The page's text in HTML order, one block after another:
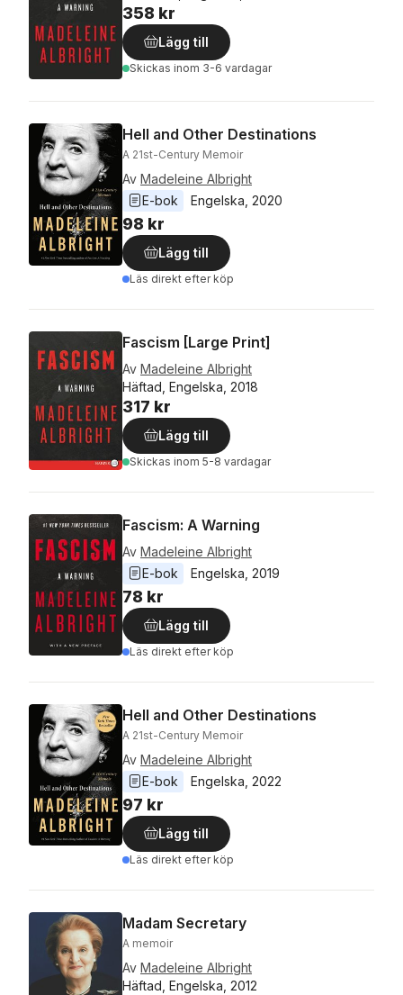
358 kr
Lägg till
Skickas inom 3-6 vardagar
Hell and Other Destinations
A 21st-Century Memoir
Av Madeleine Albright
E-bok
Engelska 2020
98 kr
Lägg till
Läs direkt efter köp
Fascism [Large Print]
Av Madeleine Albright
Häftad, Engelska, 2018
317 kr
Lägg till
Skickas inom 5-8 vardagar
Fascism: A Warning
Av Madeleine Albright
E-bok
Engelska 2019
78 kr
Lägg till
Läs direkt efter köp
Hell and Other Destinations
A 21st-Century Memoir
Av Madeleine Albright
E-bok
Engelska 2022
97 kr
Lägg till
Läs direkt efter köp
Madam Secretary
A memoir
Av Madeleine Albright
Häftad, Engelska, 2012